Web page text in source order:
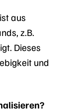
aus
z.B.
Dieses
und